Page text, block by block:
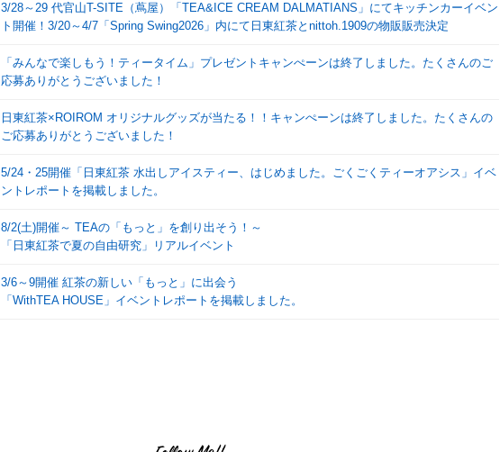
3/28～29 代官山T-SITE（蔦屋）「TEA&ICE CREAM DALMATIANS」にてキッチンカーイベン
ト開催！3/20～4/7「Spring Swing2026」内にて日東紅茶とnittoh.1909の物販販売決定
「みんなで楽しもう！ティータイム」プレゼントキャンぺーンは終了しました。たくさんのご
応募ありがとうございました！
日東紅茶×ROIROM オリジナルグッズが当たる！！キャンぺーンは終了しました。たくさんの
ご応募ありがとうございました！
5/24・25開催「日東紅茶 水出しアイスティー、はじめました。ごくごくティーオアシス」イベ
ントレポートを掲載しました。
8/2(土)開催～ TEAの「もっと」を創り出そう！～
「日東紅茶で夏の自由研究」リアルイベント
3/6～9開催 紅茶の新しい「もっと」に出会う
「WithTEA HOUSE」イベントレポートを掲載しました。